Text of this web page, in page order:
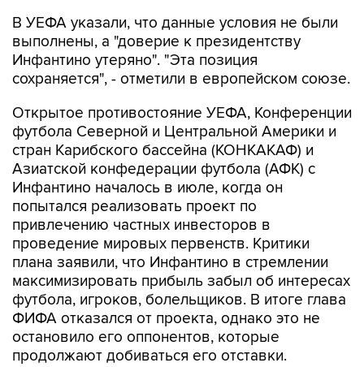
В УЕФА указали, что данные условия не были
выполнены, а "доверие к президентству
Инфантино утеряно". "Эта позиция
сохраняется", - отметили в европейском союзе.
Открытое противостояние УЕФА, Конференции
футбола Северной и Центральной Америки и
стран Карибского бассейна (КОНКАКАФ) и
Азиатской конфедерации футбола (АФК) с
Инфантино началось в июле, когда он
попытался реализовать проект по
привлечению частных инвесторов в
проведение мировых первенств. Критики
плана заявили, что Инфантино в стремлении
максимизировать прибыль забыл об интересах
футбола, игроков, болельщиков. В итоге глава
ФИФА отказался от проекта, однако это не
остановило его оппонентов, которые
продолжают добиваться его отставки.